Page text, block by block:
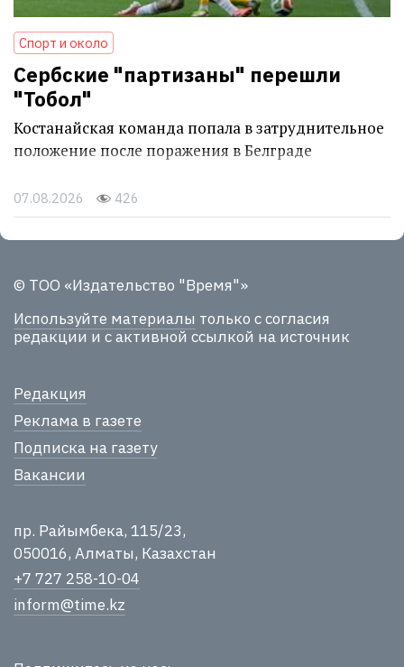
Спорт и около
Сербские "партизаны" перешли
"Тобол"
Костанайская команда попала в затруднительное
положение после поражения в Белграде
07.08.2026 426
© ТОО «Издательство "Время"»
Используйте материалы только с согласия
редакции и с активной ссылкой на источник
Редакция
Реклама в газете
Подписка на газету
Вакансии
пр. Райымбека, 115/23,
050016, Алматы, Казахстан
+7 727 258-10-04
inform@time.kz